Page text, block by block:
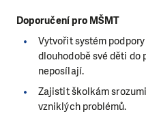
Doporučení pro MŠMT
Vytvořit systém
dlouhodobě své děti do
neposílají.
Zajistit školkám
vzniklých problémů.